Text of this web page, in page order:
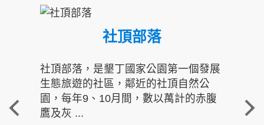
社頂部落
社頂部落，是墾丁國家公園第一個發展
生態旅遊的社區，鄰近的社頂自然公
園，每年9、10月間，數以萬計的赤腹
鷹及灰 ...
重
走進